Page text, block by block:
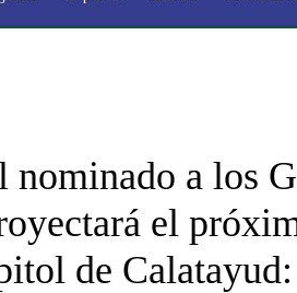
nominado a los
el
de